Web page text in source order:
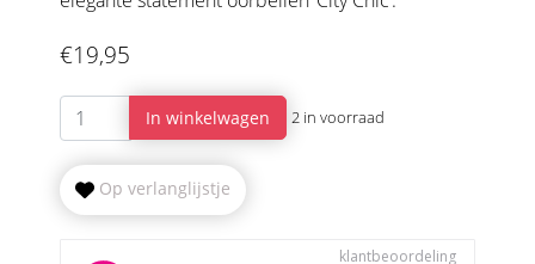
€19,95
In winkelwagen 2 in voorraad
Op verlanglijstje